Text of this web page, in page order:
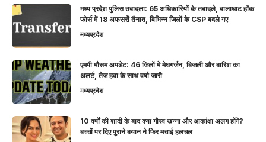
मध्य प्रदेश पुलिस तबादला: 65 अधिकारियों के तबादले, बालाघाट हॉक
फोर्स में 18 अफसरों तैनात, विभिन्न जिलों के CSP बदले गए
मध्यप्रदेश
एमपी मौसम अपडेट: 46 जिलों में मेघगर्जन, बिजली और बारिश का
अलर्ट, तेज हवा के साथ वर्षा जारी
मध्यप्रदेश
10 वर्षों की शादी के बाद क्या गौरव खन्ना और आकांक्षा अलग होंगे?
बच्चों पर दिए पुराने बयान ने फिर मचाई हलचल